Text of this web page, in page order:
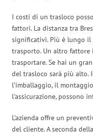
I costi di un trasloco
fattori. La distanza tra
significativi. Più è lungo
trasporto. Un altro
trasportare. Se hai un
del trasloco sarà più alto.
l’imballaggio, il
l’assicurazione, possono
L’azienda offre un
del cliente. A seconda